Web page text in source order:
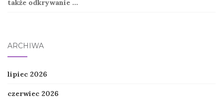
także odkrywanie …
ARCHIWA
lipiec 2026
czerwiec 2026